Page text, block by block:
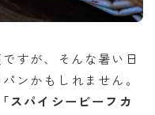
すが、そんな暑い日
ンかもしれません。
「スパイシービーフカ